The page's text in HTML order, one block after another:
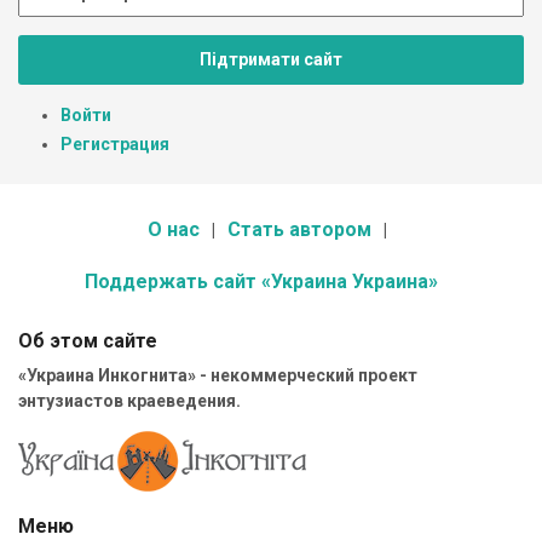
Підтримати сайт
Войти
Регистрация
О нас Стать автором
Поддержать сайт «Украина Украина»
Об этом сайте
«Украина Инкогнита» - некоммерческий проект
энтузиастов краеведения.
Меню